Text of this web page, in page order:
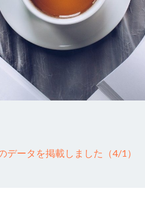
データを掲載しました（4/1）